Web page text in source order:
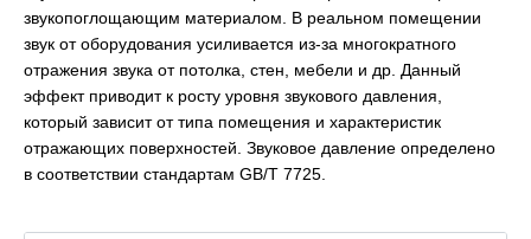
звукопоглощающим материалом. В реальном помещении
звук от оборудования усиливается из-за многократного
отражения звука от потолка, стен, мебели и др. Данный
эффект приводит к росту уровня звукового давления,
который зависит от типа помещения и характеристик
отражающих поверхностей. Звуковое давление определено
в соответствии стандартам GB/T 7725.